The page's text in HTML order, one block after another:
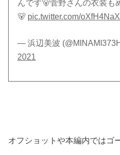
んです🐻菅野さんの衣装も
🐻 pic.twitter.com/
— 浜辺美波
2021
オフショットや本編内ではゴ